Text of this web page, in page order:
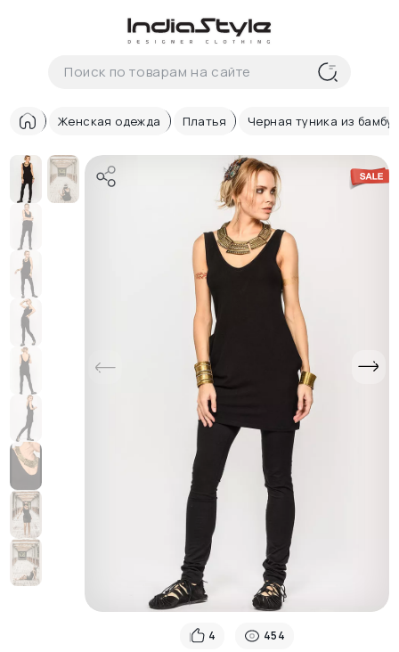
Корзина
В корзиненеттоваров
Корзина покупок пуста..
Женская одежда Платья Черная туника из
4 454